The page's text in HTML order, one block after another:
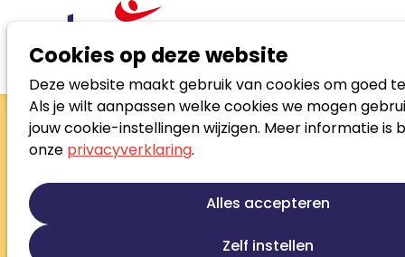
Cookies op deze website
Deze website maakt gebruik van cookies om goed
Als je wilt aanpassen welke cookies we mogen
jouw cookie-instellingen wijzigen. Meer informatie is
onze privacyverklaring.
Alles accepteren
Zelf instellen
Zoek loopbaanspecialist
Barbara Altink
Partner en coach
Loopbaanontwikkeling
Re-integratie tweede spoor
Outplacement
Sollicitatiebegeleiding
Training/opleiding